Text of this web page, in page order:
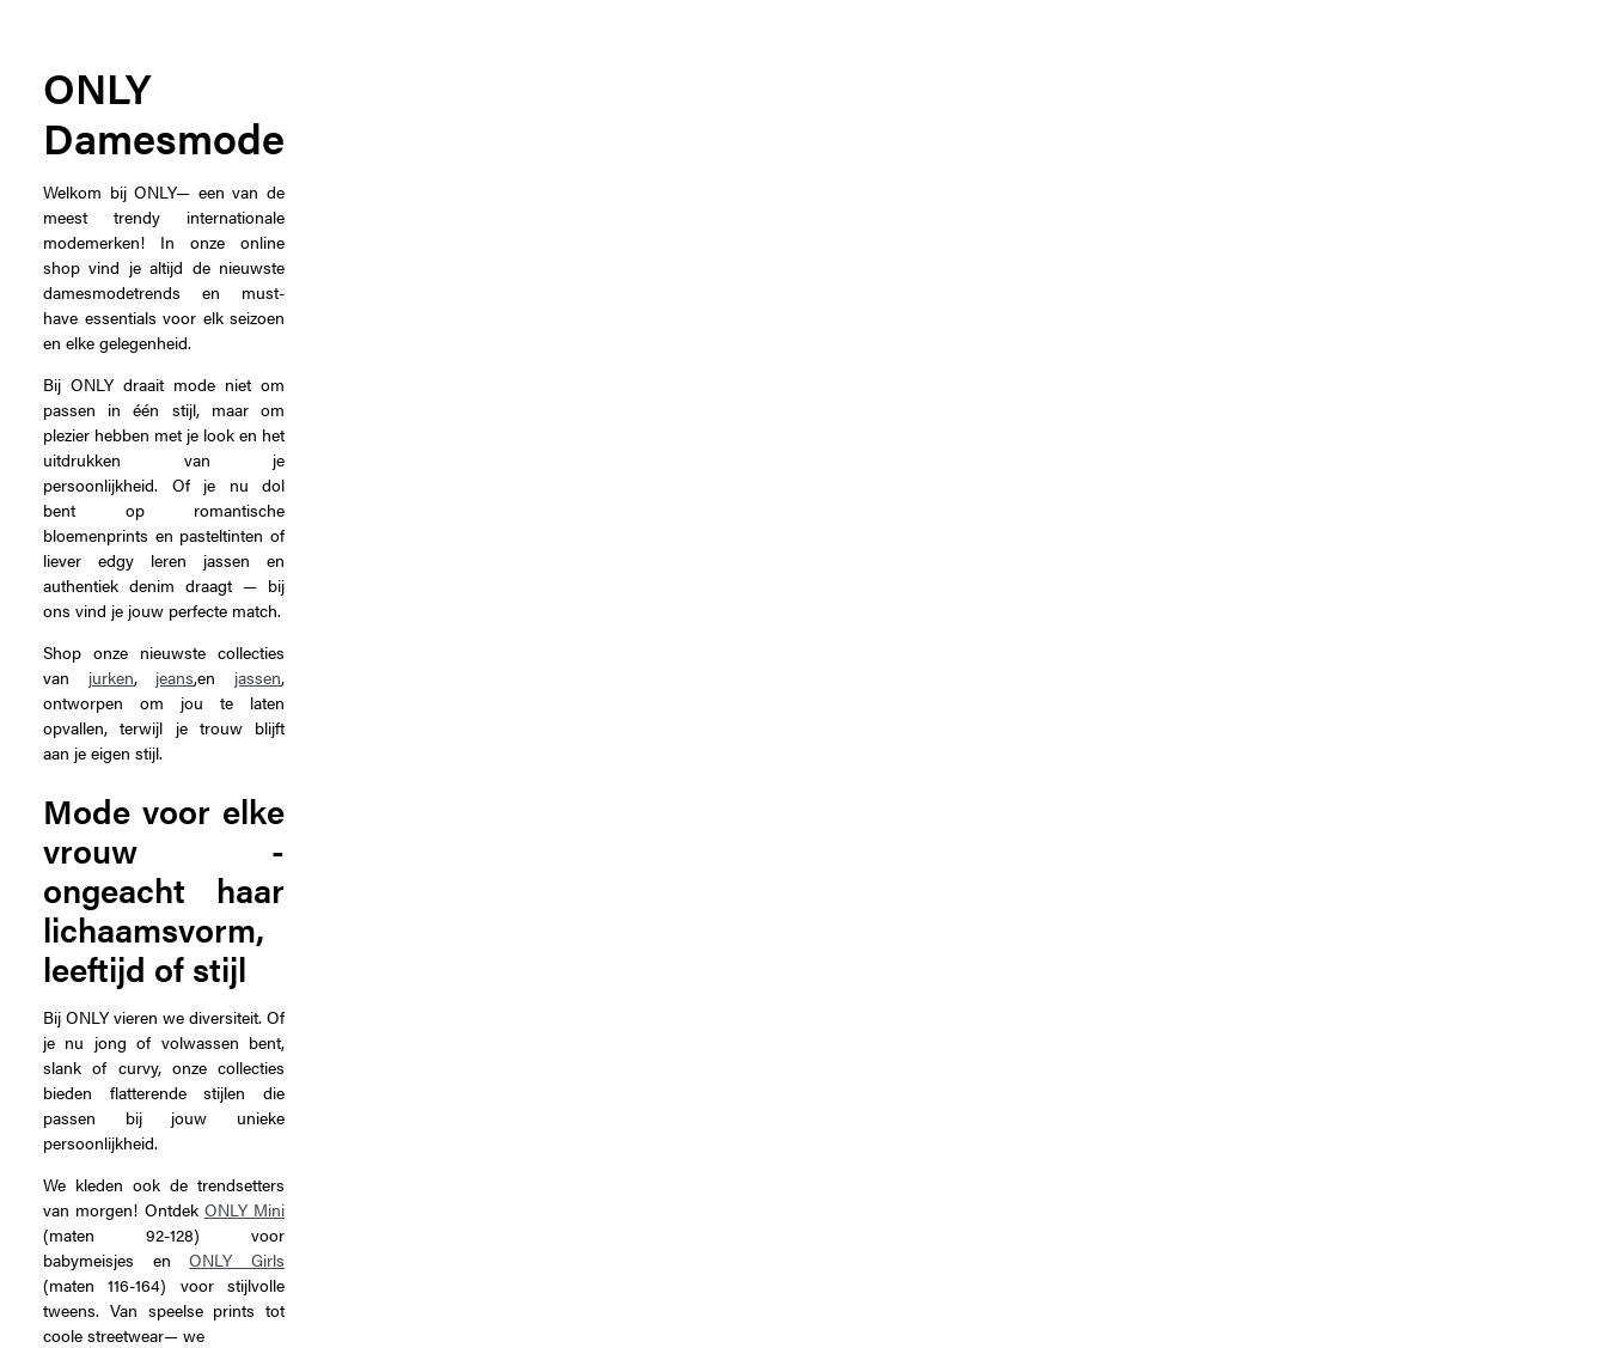
ONLY
Damesmode
Welkom bij ONLY— een van de
meest trendy internationale
modemerken! In onze online
shop vind je altijd de nieuwste
damesmodetrends en must-
have essentials voor elk seizoen
en elke gelegenheid.
Bij ONLY draait mode niet om
passen in één stijl, maar om
plezier hebben met je look en het
uitdrukken van je
persoonlijkheid. Of je nu dol
bent op romantische
bloemenprints en pasteltinten of
liever edgy leren jassen en
authentiek denim draagt — bij
ons vind je jouw perfecte match.
Shop onze nieuwste collecties
van jurken, jeans,en jassen,
ontworpen om jou te laten
opvallen, terwijl je trouw blijft
aan je eigen stijl.
Mode voor elke
vrouw -
ongeacht haar
lichaamsvorm,
leeftijd of stijl
Bij ONLY vieren we diversiteit. Of
je nu jong of volwassen bent,
slank of curvy, onze collecties
bieden flatterende stijlen die
passen bij jouw unieke
persoonlijkheid.
We kleden ook de trendsetters
van morgen! Ontdek ONLY Mini
(maten 92-128) voor
babymeisjes enONLY Girls
(maten 116-164) voor stijlvolle
tweens. Van speelse prints tot
coole streetwear— we